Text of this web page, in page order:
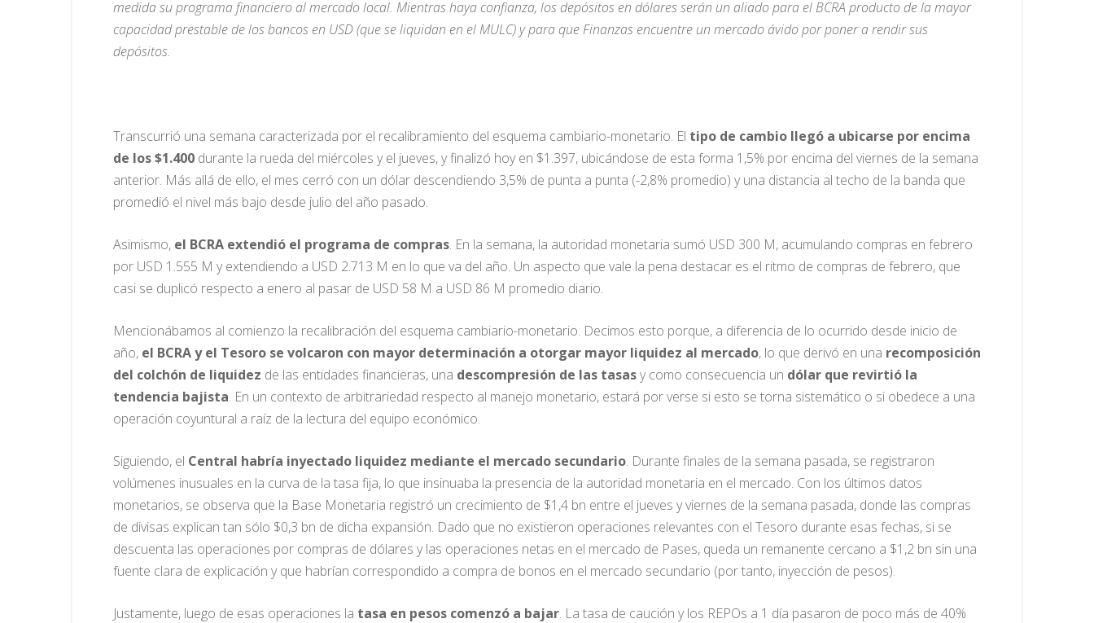
medida su programa financiero al mercado local. Mientras haya confianza, los depósitos en dólares serán un aliado para el BCRA producto de la mayor
capacidad prestable de los bancos en USD (que se liquidan en el MULC) y para que Finanzas encuentre un mercado ávido por poner a rendir sus
depósitos.
Transcurrió una semana caracterizada por el recalibramiento del esquema cambiario-monetario. El tipo de cambio llegó a ubicarse por encima
de los $1.400 durante la rueda del miércoles y el jueves, y finalizó hoy en $1.397, ubicándose de esta forma 1,5% por encima del viernes de la semana
anterior. Más allá de ello, el mes cerró con un dólar descendiendo 3,5% de punta a punta (-2,8% promedio) y una distancia al techo de la banda que
promedió el nivel más bajo desde julio del año pasado.
Asimismo, el BCRA extendió el programa de compras. En la semana, la autoridad monetaria sumó USD 300 M, acumulando compras en febrero
por USD 1.555 M y extendiendo a USD 2.713 M en lo que va del año. Un aspecto que vale la pena destacar es el ritmo de compras de febrero, que
casi se duplicó respecto a enero al pasar de USD 58 M a USD 86 M promedio diario.
Mencionábamos al comienzo la recalibración del esquema cambiario-monetario. Decimos esto porque, a diferencia de lo ocurrido desde inicio de
año, el BCRA y el Tesoro se volcaron con mayor determinación a otorgar mayor liquidez al mercado, lo que derivó en una recomposición
del colchón de liquidez de las entidades financieras, una descompresión de las tasasy como consecuencia un dólar que revirtió la
tendencia bajista. En un contexto de arbitrariedad respecto al manejo monetario, estará por verse si esto se torna sistemático o si obedece a una
operación coyuntural a raíz de la lectura del equipo económico.
Siguiendo, el Central habría inyectado liquidez mediante el mercado secundario. Durante finales de la semana pasada, se registraron
volúmenes inusuales en la curva de la tasa fija, lo que insinuaba la presencia de la autoridad monetaria en el mercado. Con los últimos datos
monetarios, se observa que la Base Monetaria registró un crecimiento de $1,4 bn entre el jueves y viernes de la semana pasada, donde las compras
de divisas explican tan sólo $0,3 bn de dicha expansión. Dado que no existieron operaciones relevantes con el Tesoro durante esas fechas, si se
descuenta las operaciones por compras de dólares y las operaciones netas en el mercado de Pases, queda un remanente cercano a $1,2 bn sin una
fuente clara de explicación y que habrían correspondido a compra de bonos en el mercado secundario (por tanto, inyección de pesos).
Justamente, luego de esas operaciones la tasa en pesos comenzó a bajar. La tasa de caución y los REPOs a 1 día pasaron de poco más de 40%